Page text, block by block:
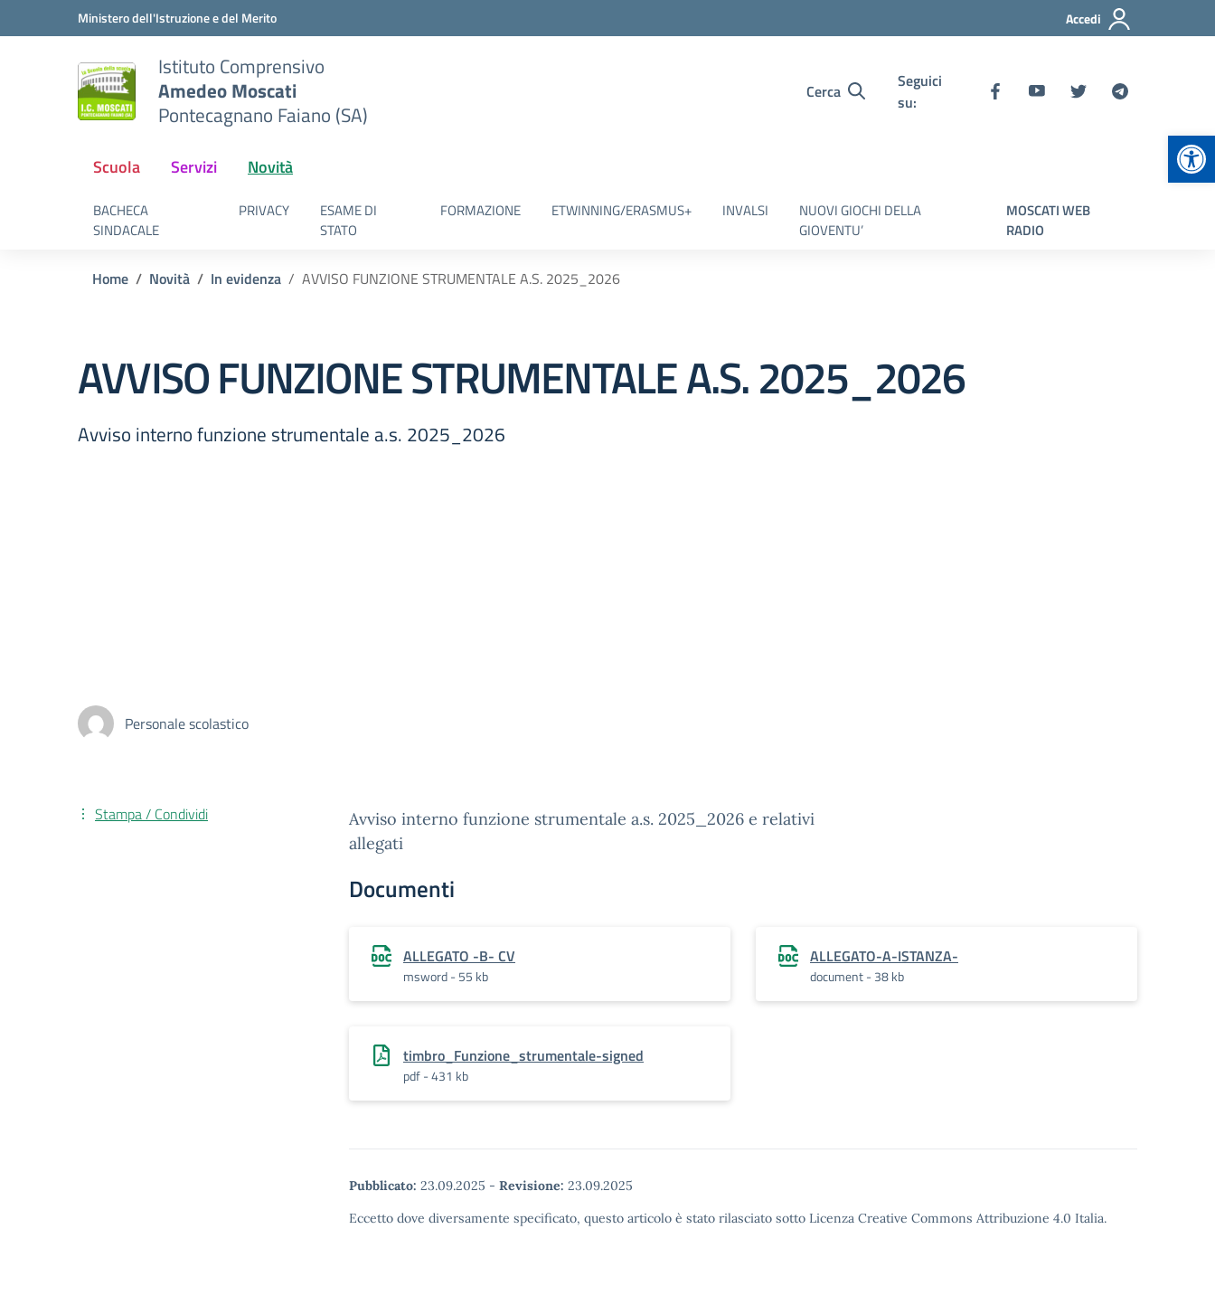
Vai ai contenuti
Vai al menu di navigazioneMinistero dell'Istruzione e del Merito Accedi
Istituto Comprensivo
Amedeo Moscati
Pontecagnano Faiano (SA)
Cerca
Seguici
su:
Scuola Servizi Novità
BACHECA
SINDACALE
PRIVACY
ESAME DI
STATO
FORMAZIONE ETWINNING/ERASMUS+ INVALSI
NUOVI GIOCHI DELLA
GIOVENTU’
MOSCATI WEB
RADIO
Home Novità In evidenza AVVISO FUNZIONE STRUMENTALE A.S. 2025_2026
AVVISO FUNZIONE STRUMENTALE A.S. 2025_2026
Avviso interno funzione strumentale a.s. 2025_2026
Personale scolastico
Avviso interno funzione strumentale a.s. 2025_2026 e relativi
allegati
Documenti
ALLEGATO -B- CV
msword - 55 kb
ALLEGATO-A-ISTANZA-
document - 38 kb
timbro_Funzione_strumentale-signed
pdf - 431 kb
Pubblicato: 23.09.2025 - Revisione: 23.09.2025
Eccetto dove diversamente specificato, questo articolo è stato rilasciato sotto Licenza Creative Commons Attribuzione 4.0 Italia.
Stampa / Condividi